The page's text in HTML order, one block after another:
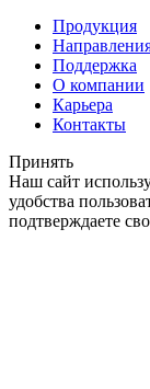
Продукция
Поддержка
О компании
Карьера
Контакты
Принять
Наш сайт
удобства
подтверждаете